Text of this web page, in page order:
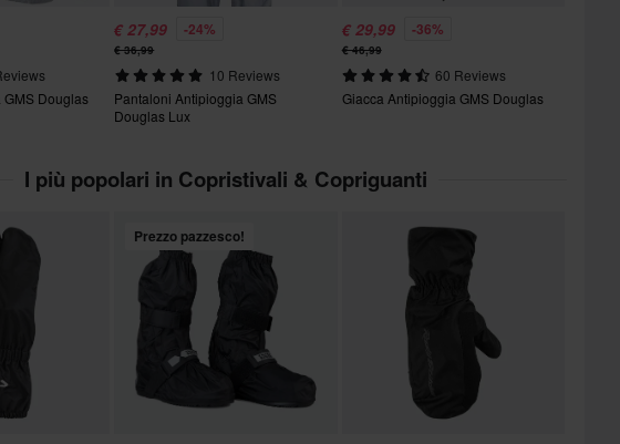
Douglas
€ 27,99 -24%
€ 36,99
10 Reviews
Pantaloni Antipioggia GMS
Douglas Lux
€ 29,99 -36%
€ 46,99
60 Reviews
Giacca Antipioggia GMS Douglas
I più popolari in Copristivali & Copriguanti
Prezzo pazzesco!